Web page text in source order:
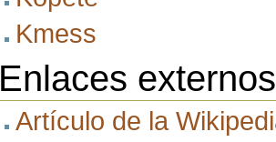
Kmess
Enlaces externos
Artículo de la